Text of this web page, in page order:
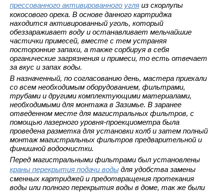
прессованного активированного угляиз скорлупы
кокосового ореха. В основе данного картриджа
находится активированный уголь, который
обеззараживает воду и останавливает мельчайшие
частички примесей, вместе с тем устраняя
посторонние запахи, а также сорбируя в себя
органические загрязнения и примеси, то есть отвечает
за вкус и запах воды.
В назначенный, по согласованию день, мастера приехали
со всем необходимым оборудованием, фильтрами,
трубами и другими комплектующими материалами,
необходимыми для монтажа в Зазимье. В заранее
отведенном месте для магистральных фильтров, с
помощью лазерного уровня-проекциометра была
проведена разметка для установки колб и затем полный
монтаж магистральных фильтров предварительной и
финишной водоочистки.
Перед магистральными фильтрами был установлены
краны перекрытия подачи водыдля удобства замены
сменных картриджей и предотвращения протекания
воды или полного перекрытия воды в доме, так же были